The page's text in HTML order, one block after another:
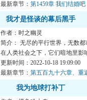
最新章节： 第1459章 我们结婚吧
我才是怪谈的幕后黑手
作者：时之幽灵
简介： 无尽的平行世界，无数
在人类社会之下，它们暗地里影
走向，人类的命...
更新时间：2022-10-18 19:09:00
最新章节： 第五百九十六章、重
我为地球打补丁